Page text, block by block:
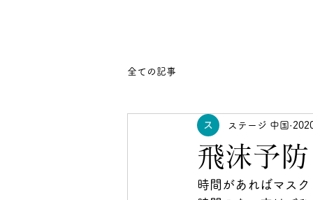
全ての記事
飛沫予防
ステージ 中国
時間があればマス